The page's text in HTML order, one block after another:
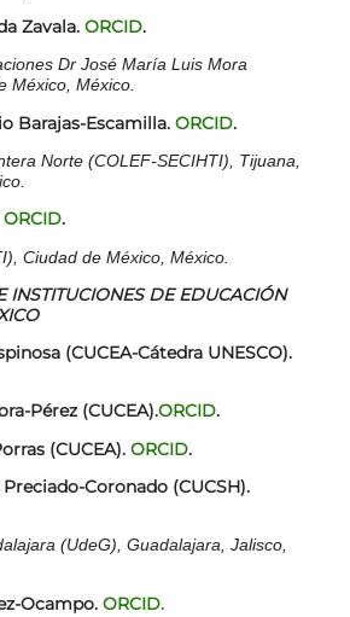
Zavala. ORCID.
Dr José María Luis Mora
México, México.
Barajas-Escamilla. ORCID.
Norte (COLEF-SECIHTI), Tijuana,
ORCID.
Ciudad de México, México.
INSTITUCIONES DE EDUCACIÓN
(CUCEA-Cátedra UNESCO).
Pérez (CUCEA).ORCID.
(CUCEA). ORCID.
Coronado (CUCSH).
(UdeG), Guadalajara, Jalisco,
Ocampo. ORCID.